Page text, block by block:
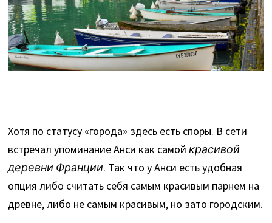
Хотя по статусу «города» здесь есть споры. В сети
встречал упоминание Анси как самойкрасивой
деревни Франции. Так что у Анси есть удобная
опция либо считать себя самым красивым парнем на
древне, либо не самым красивым, но зато городским.